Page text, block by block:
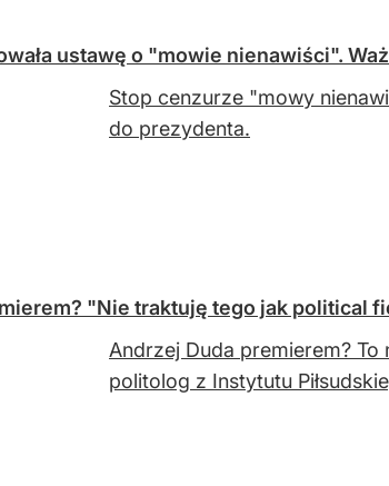
ustawę o "mowie nienawiści".
Stop cenzurze "mowy
do prezydenta.
"Nie traktuję tego jak political
Andrzej Duda premierem?
politolog z Instytutu